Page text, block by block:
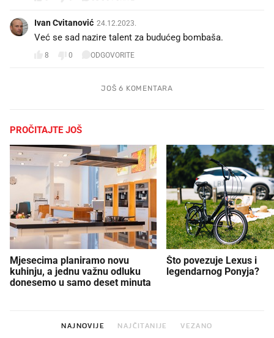
Ivan Cvitanović 24.12.2023.
Već se sad nazire talent za budućeg bombaša.
8 0 ODGOVORITE
JOŠ 6 KOMENTARA
PROČITAJTE JOŠ
Mjesecima planiramo novu
kuhinju, a jednu važnu odluku
donesemo u samo deset minuta
Što povezuje Lexus i
legendarnog Ponyja?
NAJNOVIJE NAJČITANIJE VEZANO